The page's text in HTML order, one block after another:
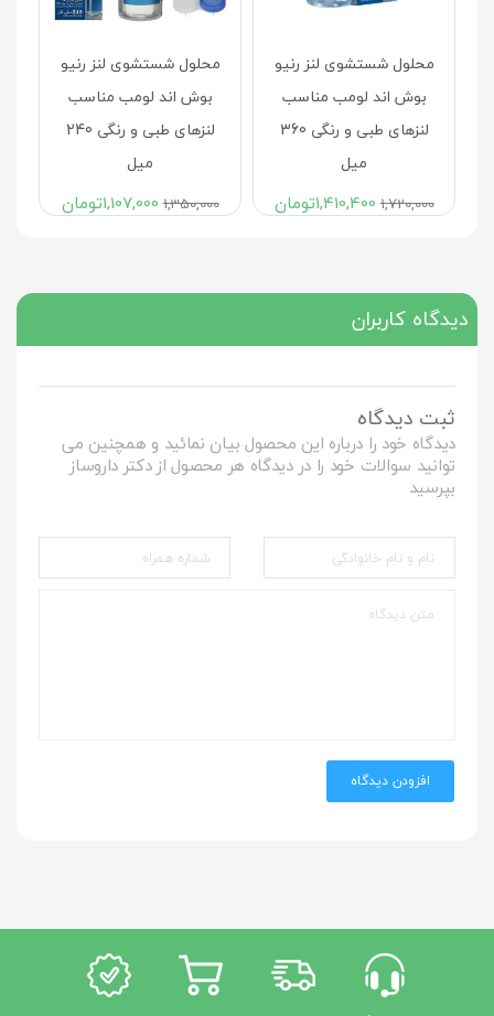
محلول شستشوی لنز رنیو
بوش اند لومب مناسب
لنزهای طبی و رنگی 360
میل
1,720,000
1,410,400تومان
محلول شستشوی لنز رنیو
بوش اند لومب مناسب
لنزهای طبی و رنگی 240
میل
1,350,000
1,107,000تومان
دیدگاه کاربران
ثبت دیدگاه
دیدگاه خود را درباره این محصول بیان نمائید و همچنین می
توانید سوالات خود را در دیدگاه هر محصول از دکتر داروساز
بپرسید
افزودن دیدگاه